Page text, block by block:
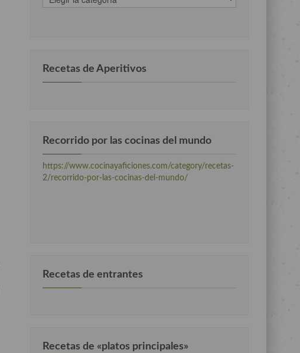
clasificadas
Recetas de Aperitivos
Recorrido por las cocinas del mundo
https://www.cocinayaficiones.com/category/recetas-
2/recorrido-por-las-cocinas-del-mundo/
Recetas de entrantes
Recetas de «platos principales»